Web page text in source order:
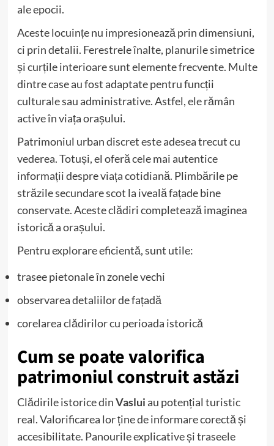
ale epocii.
Aceste locuințe nu impresionează prin dimensiuni,
ci prin detalii. Ferestrele înalte, planurile simetrice
și curțile interioare sunt elemente frecvente. Multe
dintre case au fost adaptate pentru funcții
culturale sau administrative. Astfel, ele rămân
active în viața orașului.
Patrimoniul urban discret este adesea trecut cu
vederea. Totuși, el oferă cele mai autentice
informații despre viața cotidiană. Plimbările pe
străzile secundare scot la iveală fațade bine
conservate. Aceste clădiri completează imaginea
istorică a orașului.
Pentru explorare eficientă, sunt utile:
trasee pietonale în zonele vechi
observarea detaliilor de fațadă
corelarea clădirilor cu perioada istorică
Cum se poate valorifica
patrimoniul construit astăzi
Clădirile istorice dinVasluiau potențial turistic
real. Valorificarea lor ține de informare corectă și
accesibilitate. Panourile explicative și traseele